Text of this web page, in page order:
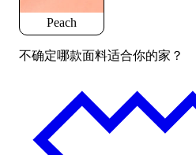
Peach
不确定哪款面料适合你的家？